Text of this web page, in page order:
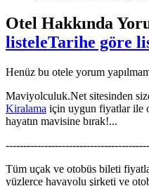
Otel Hakkında
listeleTarihe göre
Henüz bu otele yorum
Maviyolculuk.Net sitesinden
Kiralama için uygun fiyatlar ile
hayatın mavisine bırak!...
Tüm uçak ve otobüs bileti
yüzlerce havayolu şirketi ve